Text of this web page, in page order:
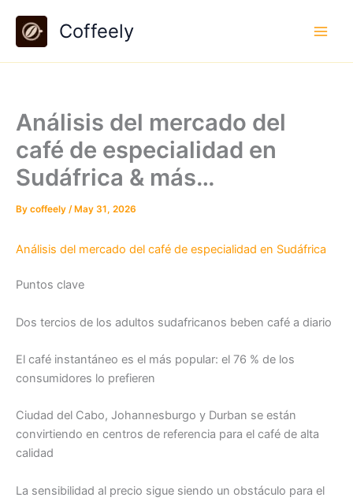
content
Coffeely
Análisis del mercado del
café de especialidad en
Sudáfrica & más…
By coffeely / May 31, 2026
Análisis del mercado del café de especialidad en Sudáfrica
Puntos clave
Dos tercios de los adultos sudafricanos beben café a diario
El café instantáneo es el más popular: el 76 % de los
consumidores lo prefieren
Ciudad del Cabo, Johannesburgo y Durban se están
convirtiendo en centros de referencia para el café de alta
calidad
La sensibilidad al precio sigue siendo un obstáculo para el